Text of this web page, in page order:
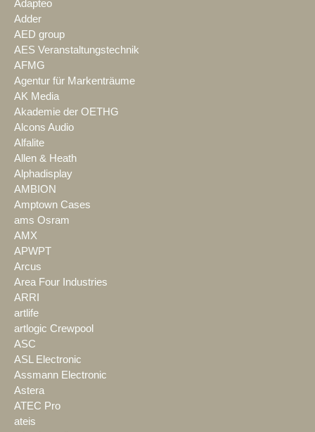
Adapteo
Adder
AED group
AES Veranstaltungstechnik
AFMG
Agentur für Markenträume
AK Media
Akademie der OETHG
Alcons Audio
Alfalite
Allen & Heath
Alphadisplay
AMBION
Amptown Cases
ams Osram
AMX
APWPT
Arcus
Area Four Industries
ARRI
artlife
artlogic Crewpool
ASC
ASL Electronic
Assmann Electronic
Astera
ATEC Pro
ateis